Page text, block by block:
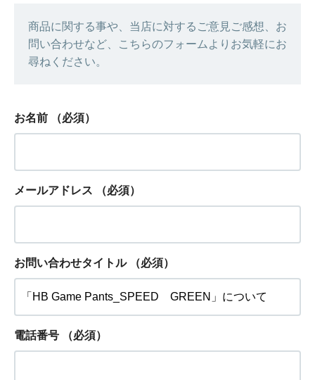
商品に関する事や、当店に対するご意見ご感想、お
問い合わせなど、こちらのフォームよりお気軽にお
尋ねください。
お名前 （必須）
メールアドレス （必須）
お問い合わせタイトル （必須）
電話番号 （必須）